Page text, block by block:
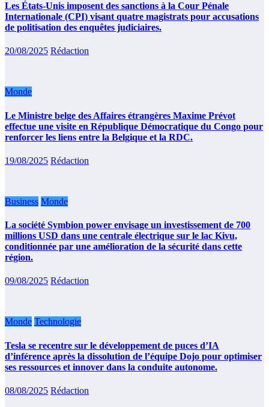
Les États-Unis imposent des sanctions à la Cour Pénale
Internationale (CPI) visant quatre magistrats pour accusations
de politisation des enquêtes judiciaires.
20/08/2025 Rédaction
Monde
Le Ministre belge des Affaires étrangères Maxime Prévot
effectue une visite en République Démocratique du Congo pour
renforcer les liens entre la Belgique et la RDC.
19/08/2025 Rédaction
Business Monde
La société Symbion power envisage un investissement de 700
millions USD dans une centrale électrique sur le lac Kivu,
conditionnée par une amélioration de la sécurité dans cette
région.
09/08/2025 Rédaction
Monde Technologie
Tesla se recentre sur le développement de puces d’IA
d’inférence après la dissolution de l’équipe Dojo pour optimiser
ses ressources et innover dans la conduite autonome.
08/08/2025 Rédaction